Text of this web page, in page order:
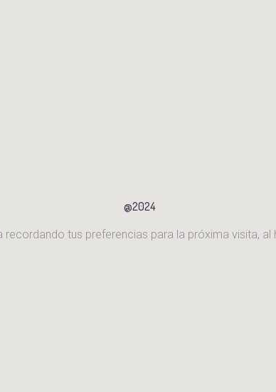
@2024
tus preferencias para la próxima visita, al